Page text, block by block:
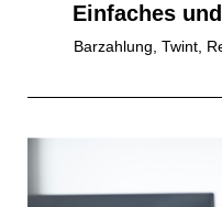
Einfaches
Barzahlung, Twint,